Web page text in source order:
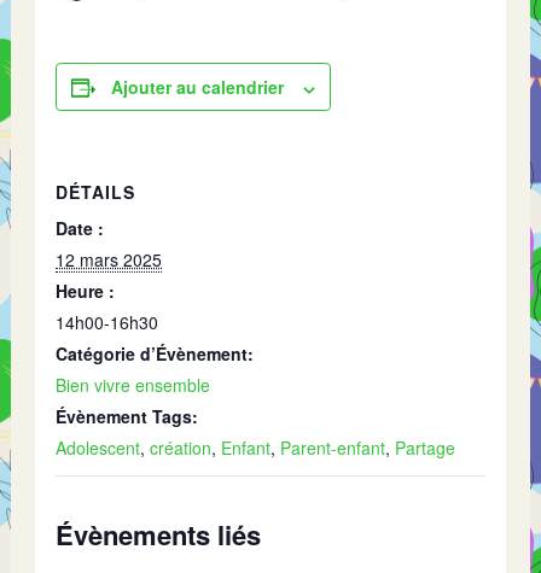
Ajouter au calendrier
DÉTAILS
Date :
12 mars 2025
Heure :
14h00-16h30
Catégorie d’Évènement:
Bien vivre ensemble
Évènement Tags:
Adolescent,création, Enfant, Parent-enfant, Partage
Évènements liés